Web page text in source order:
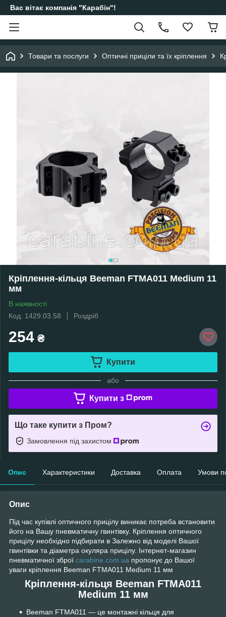
Вас вітає компанія "Карабін"!
Товари та послуги Оптичні приціли та їх кріплення
Кріплення-кільця Beeman FTMA011 Medium 11
мм
В наявності
Код: 1429.03.58
Роздріб
254 ₴
Купити
або
Купити з
Що таке купити з Пром?
Замовлення під захистом
Опис Характеристики Доставка Оплата Умови
Опис
Під час купівлі оптичного прицілу виникає потреба встановити
його на Вашу пневматичну гвинтівку. Кріплення оптичного
прицілу необхідно підбирати в Залежно від моделі Вашої
гвинтівки та діаметра окуляра прицілу. Інтернет-магазин
пневматичної зброї carabine.com.ua пропонує до Вашої
уваги кріплення Beeman FTMA011 Medium 11 мм
Кріплення-кільця Beeman FTMA011
Medium 11 мм
Beeman FTMA011 — це монтажні кільця для